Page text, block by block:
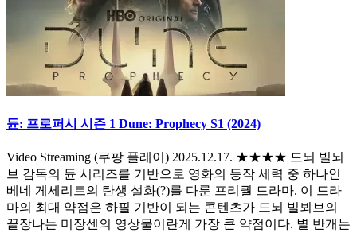
듄: 프로퍼시 시즌 1 Dune: Prophecy S1 (2024)
Video Streaming (쿠팡 플레이) 2025.12.17. ★★★★ 드뇌 빌뇌
브 감독의 듄 시리즈를 기반으로 영화의 등작 세력 중 하나인
베네 게세리트의 탄생 설화(?)를 다룬 프리퀄 드라마. 이 드라
마의 최대 약점은 하필 기반이 되는 콘텐츠가 드뇌 빌뵈브의
끝장나는 미장센의 영상물이란게 가장 큰 약점이다. 별 반개는